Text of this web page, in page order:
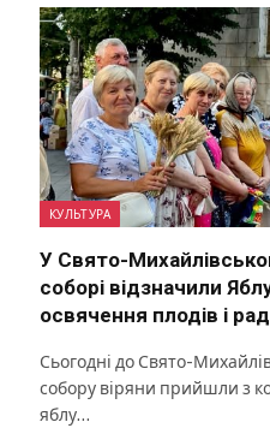
КУЛЬТУРА
У Свято-
соборі відзначили
освячення плодів і
Сьогодні до Свято-
собору віряни прийшли з
яблу…